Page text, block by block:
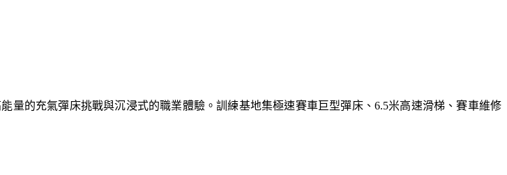
量的充氣彈床挑戰與沉浸式的職業體驗。訓練基地集極速賽車巨型彈床、6.5米高速滑梯、賽車維修